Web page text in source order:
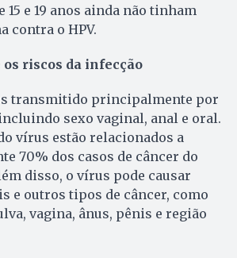
e 19 anos ainda não tinham
contra o HPV.
os riscos da infecção
transmitido principalmente por
sexo vaginal, anal e oral.
vírus estão relacionados a
70% dos casos de câncer do
disso, o vírus pode causar
e outros tipos de câncer, como
vagina, ânus, pênis e região